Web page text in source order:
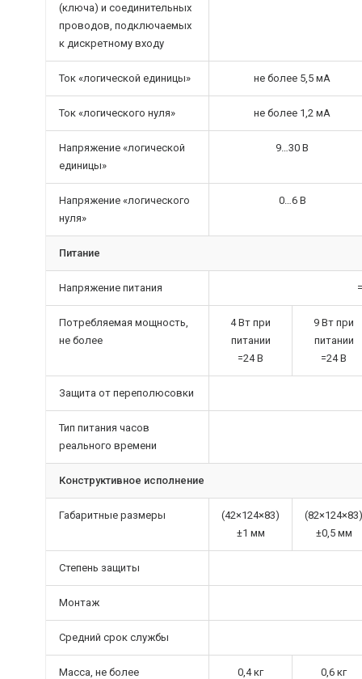
(ключа) и соединительных
проводов, подключаемых
к дискретному входу
Ток «логической единицы» не более 5,5 мА
Ток «логического нуля» не более 1,2 мА
Напряжение «логической
единицы»
9…30 В
Напряжение «логического
нуля»
0…6 В
Питание
Напряжение питания
Потребляемая мощность,
не более
4 Вт при
питании
=24 В
9 Вт при
питании
=24 В
Защита от переполюсовки
Тип питания часов
реального времени
Конструктивное исполнение
Габаритные размеры
(42×124×83)
±1 мм
(82×124×83)
±0,5 мм
Степень защиты
Монтаж
Средний срок службы
Масса, не более 0,4 кг 0,6 кг